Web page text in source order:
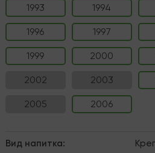
1993 1994
1996 1997
1999 2000
2002 2003
2005 2006
Вид напитка: